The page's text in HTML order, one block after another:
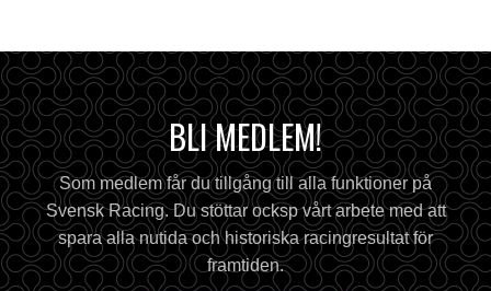
BLI MEDLEM!
Som medlem får du tillgång till alla funktioner på
Svensk Racing. Du stöttar ocksp vårt arbete med att
spara alla nutida och historiska racingresultat för
framtiden.